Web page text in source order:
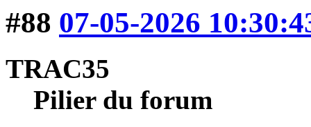
#88 07-05-2026
TRAC35
Pilier du forum